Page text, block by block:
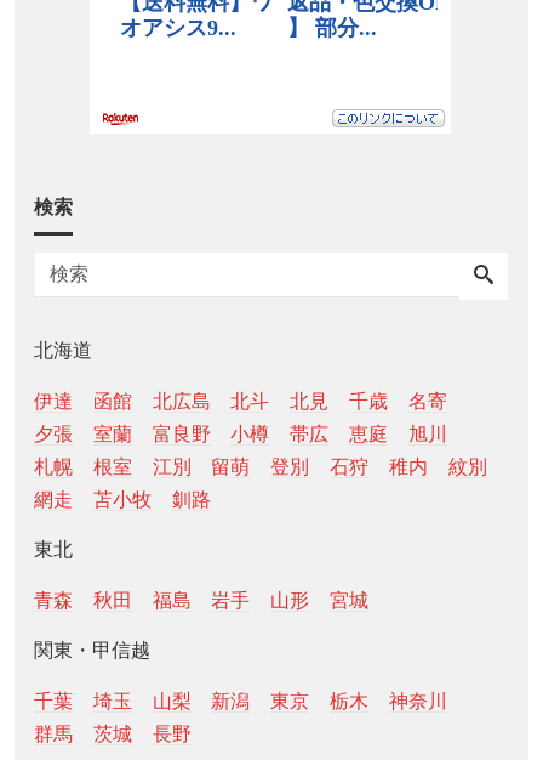
検索
北海道
伊達 函館 北広島 北斗 北見 千歳
名寄
夕張
室蘭 富良野 小樽 帯広 恵庭
旭川
札幌
根室 江別 留萌 登別 石狩 稚内
紋別
網走
苫小牧 釧路
東北
青森 秋田 福島 岩手 山形 宮城
関東・甲信越
千葉 埼玉 山梨 新潟 東京 栃木
神奈川
群馬
茨城 長野